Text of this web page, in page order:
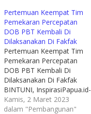
Pertemuan Keempat Tim
Pemekaran Percepatan
DOB PBT Kembali Di
Dilaksanakan Di Fakfak
Pertemuan Keempat Tim
Pemekaran Percepatan
DOB PBT Kembali Di
Dilaksanakan Di Fakfak
BINTUNI, InspirasiPapua.id-
Pertemuan keempat Tim
Pemekaran Percepatan
Kamis, 2 Maret 2023
dalam "Pembangunan"